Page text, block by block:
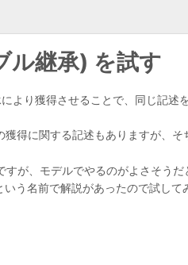
ル継承) を試す
より獲得させることで、同じ記
得に関する記述もありますが、
が、モデルでやるのがよさそうだ
う名前で解説があったので試して